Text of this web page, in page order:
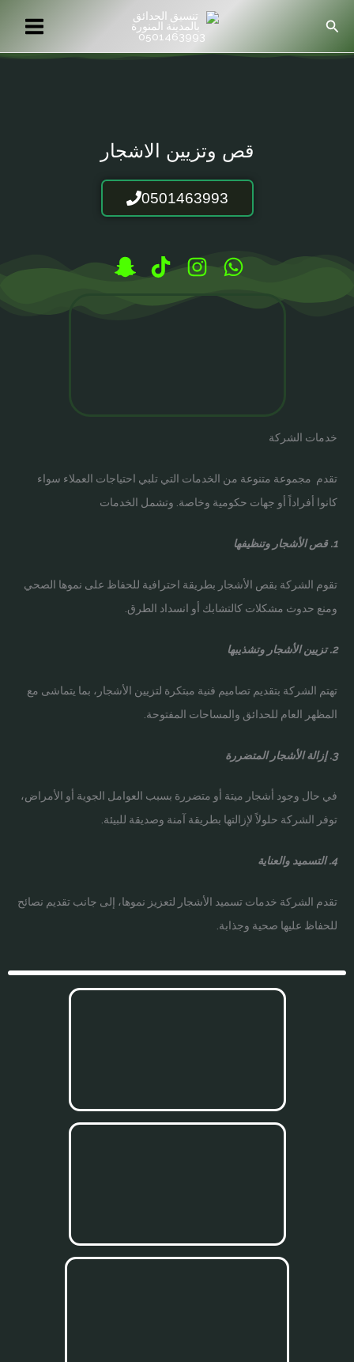
البحث
قص وتزيين الاشجار
0501463993
خدمات الشركة
تقدم مجموعة متنوعة من الخدمات التي تلبي احتياجات العملاء سواء
كانوا أفراداً أو جهات حكومية وخاصة. وتشمل الخدمات
1. قص الأشجار وتنظيفها
تقوم الشركة بقص الأشجار بطريقة احترافية للحفاظ على نموها الصحي
ومنع حدوث مشكلات كالتشابك أو انسداد الطرق.
2. تزيين الأشجار وتشذيبها
تهتم الشركة بتقديم تصاميم فنية مبتكرة لتزيين الأشجار، بما يتماشى مع
المظهر العام للحدائق والمساحات المفتوحة.
3. إزالة الأشجار المتضررة
في حال وجود أشجار ميتة أو متضررة بسبب العوامل الجوية أو الأمراض،
توفر الشركة حلولاً لإزالتها بطريقة آمنة وصديقة للبيئة.
4. التسميد والعناية
تقدم الشركة خدمات تسميد الأشجار لتعزيز نموها، إلى جانب تقديم نصائح
للحفاظ عليها صحية وجذابة.